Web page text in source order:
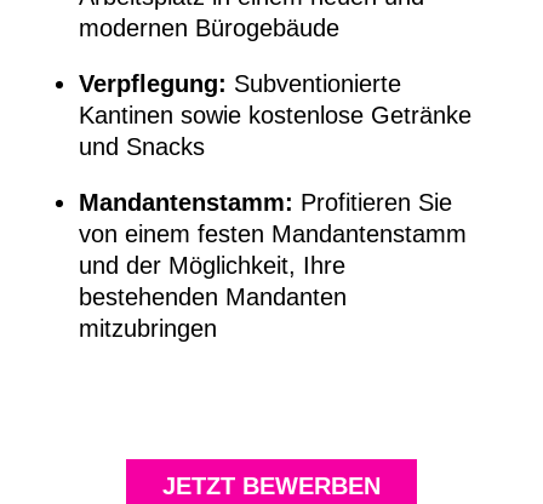
modernen Bürogebäude
Verpflegung: Subventionierte
Kantinen sowie kostenlose Getränke
und Snacks
Mandantenstamm: Profitieren Sie
von einem festen Mandantenstamm
und der Möglichkeit, Ihre
bestehenden Mandanten
mitzubringen
JETZT BEWERBEN